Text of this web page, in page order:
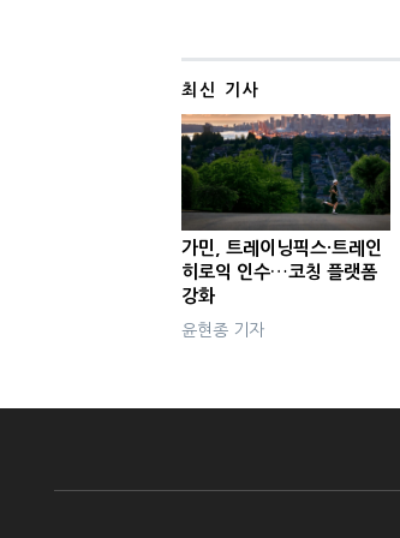
최신 기사
가민, 트레이닝픽스·트레인
히로익 인수…코칭 플랫폼
강화
윤현종 기자